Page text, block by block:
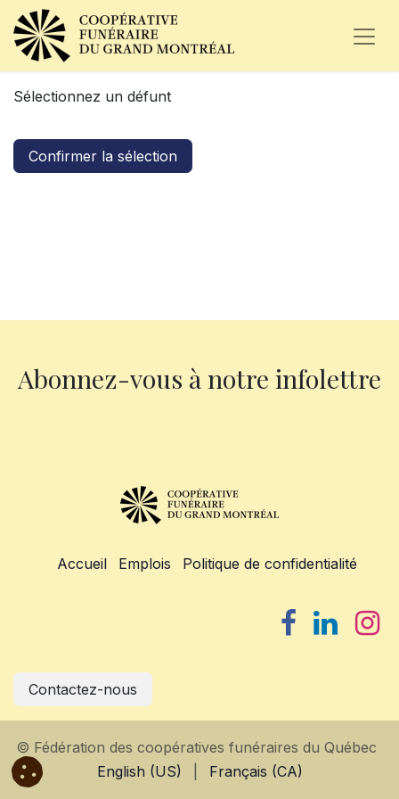
Sélectionnez un défunt
Confirmer la sélection
Abonnez-vous à notre infolettre
Accueil Emplois Politique de confidentialité
Contactez-nous
© Fédération des coopératives funéraires du Québec
English (US)
Français (CA)